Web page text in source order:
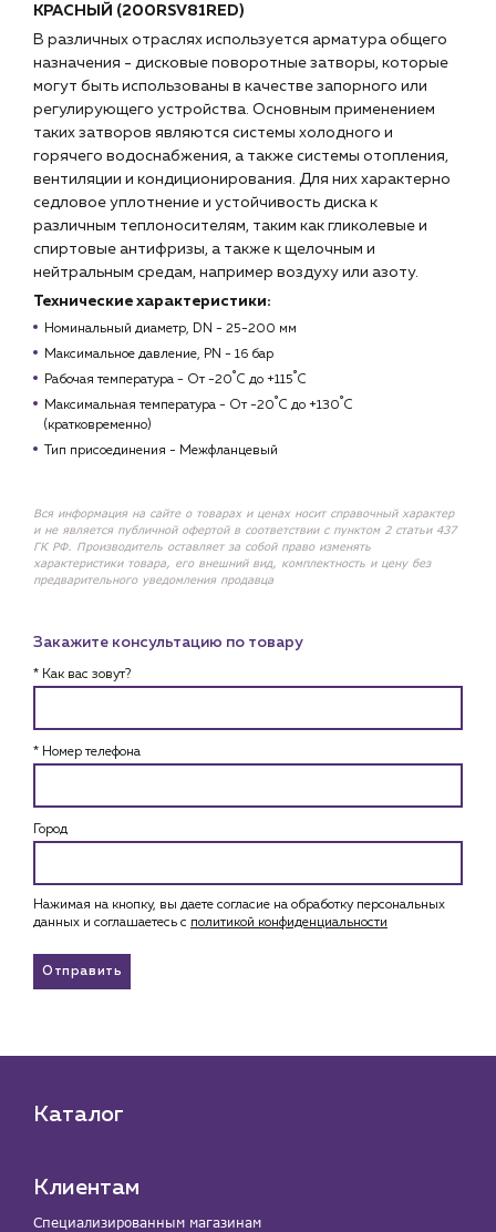
КРАСНЫЙ (200RSV81RED)
В различных отраслях используется арматура общего
назначения - дисковые поворотные затворы, которые
могут быть использованы в качестве запорного или
регулирующего устройства. Основным применением
таких затворов являются системы холодного и
горячего водоснабжения, а также системы отопления,
вентиляции и кондиционирования. Для них характерно
седловое уплотнение и устойчивость диска к
различным теплоносителям, таким как гликолевые и
спиртовые антифризы, а также к щелочным и
нейтральным средам, например воздуху или азоту.
Технические характеристики:
Номинальный диаметр, DN - 25-200 мм
Максимальное давление, РN - 16 бар
Рабочая температура - От -20˚С до +115˚С
Максимальная температура - От -20˚С до +130˚С
(кратковременно)
Тип присоединения - Межфланцевый
Вся информация на сайте о товарах и ценах носит справочный характер
и не является публичной офертой в соответствии с пунктом 2 статьи 437
ГК РФ. Производитель оставляет за собой право изменять
характеристики товара, его внешний вид, комплектность и цену без
предварительного уведомления продавца
Закажите консультацию по товару
* Как вас зовут?
* Номер телефона
Город
Нажимая на кнопку, вы даете согласие на обработку персональных
данных и соглашаетесь c политикой конфиденциальности
Отправить
Каталог
Клиентам
Специализированным магазинам